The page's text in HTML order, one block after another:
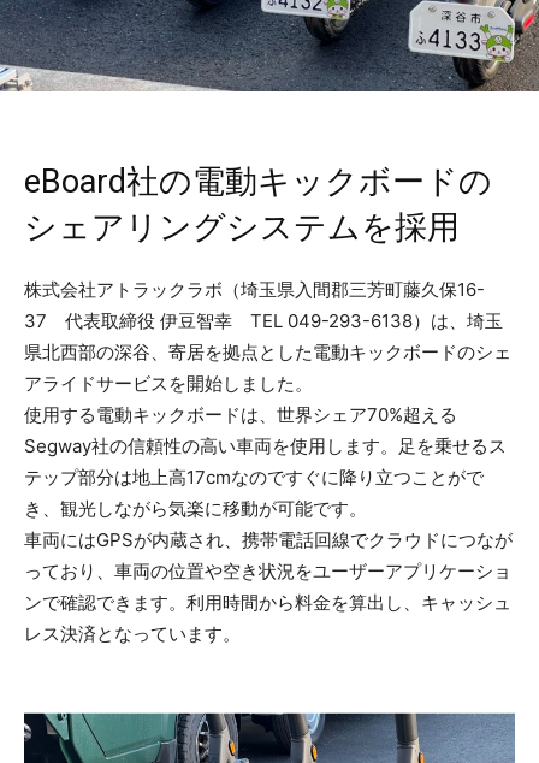
eBoard社の電動キックボードの
シェアリングシステムを採用
株式会社アトラックラボ（埼玉県入間郡三芳町藤久保16-
37 代表取締役 伊豆智幸 TEL 049-293-6138）は、埼玉
県北西部の深谷、寄居を拠点とした電動キックボードのシェ
アライドサービスを開始しました。
使用する電動キックボードは、世界シェア70%超える
Segway社の信頼性の高い車両を使用します。足を乗せるス
テップ部分は地上高17cmなのですぐに降り立つことがで
き、観光しながら気楽に移動が可能です。
車両にはGPSが内蔵され、携帯電話回線でクラウドにつなが
っており、車両の位置や空き状況をユーザーアプリケーショ
ンで確認できます。利用時間から料金を算出し、キャッシュ
レス決済となっています。